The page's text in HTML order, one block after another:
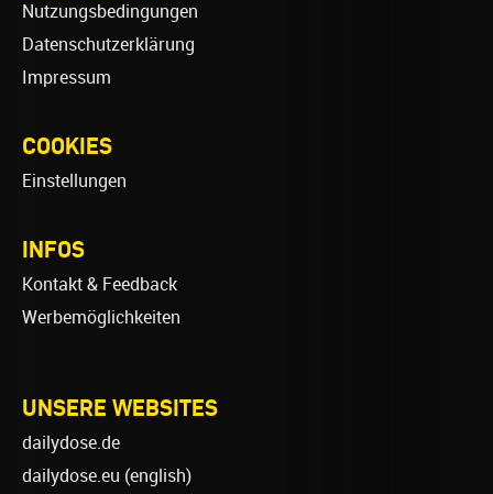
Nutzungsbedingungen
Datenschutzerklärung
Impressum
COOKIES
Einstellungen
INFOS
Kontakt & Feedback
Werbemöglichkeiten
UNSERE WEBSITES
dailydose.de
dailydose.eu (english)